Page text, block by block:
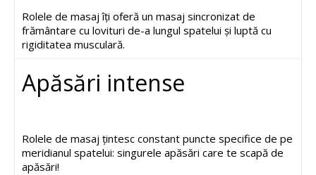
Rolele de masaj îți oferă un masaj sincronizat de
frământare cu lovituri de-a lungul spatelui și luptă cu
rigiditatea musculară.
Apăsări intense
Rolele de masaj țintesc constant puncte specifice de pe
meridianul spatelui: singurele apăsări care te scapă de
apăsări!